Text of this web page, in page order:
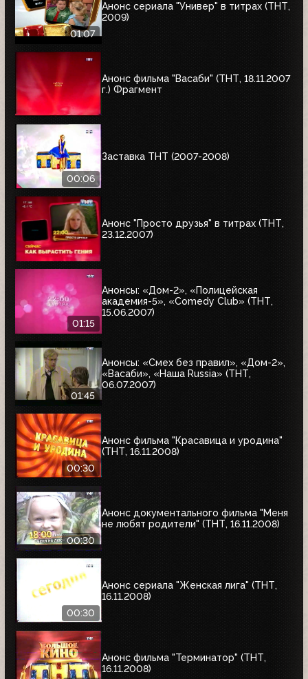
01:07
Анонс сериала "Универ" в титрах (ТНТ,
2009)
Анонс фильма "Васаби" (ТНТ, 18.11.2007
г.) Фрагмент
00:06
Заставка ТНТ (2007-2008)
Анонс "Просто друзья" в титрах (ТНТ,
23.12.2007)
01:15
Анонсы: «Дом-2», «Полицейская
академия-5», «Comedy Club» (ТНТ,
15.06.2007)
01:45
Анонсы: «Смех без правил», «Дом-2»,
«Васаби», «Наша Russia» (ТНТ,
06.07.2007)
00:30
Анонс фильма "Красавица и уродина"
(ТНТ, 16.11.2008)
00:30
Анонс документального фильма "Меня
не любят родители" (ТНТ, 16.11.2008)
00:30
Анонс сериала "Женская лига" (ТНТ,
16.11.2008)
Анонс фильма "Терминатор" (ТНТ,
16.11.2008)